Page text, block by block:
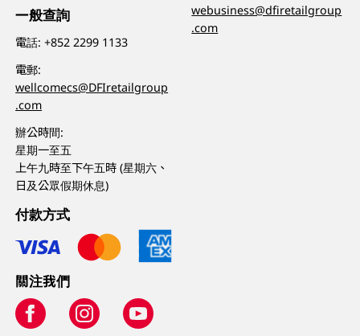
一般查詢
電話:+852 2299 1133
電郵:
wellcomecs@DFIretailgroup
.com
辦公時間:
星期一至五
上午九時至下午五時 (星期六、
日及公眾假期休息)
webusiness@dfiretailgroup
.com
付款方式
關注我們